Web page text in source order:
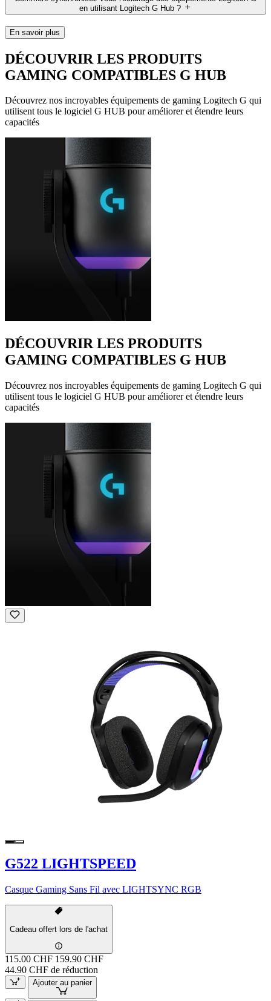
en utilisant Logitech G Hub ?
En savoir plus
DÉCOUVRIR LES PRODUITS
GAMING COMPATIBLES G HUB
Découvrez nos incroyables équipements de gaming Logitech G qui
utilisent tous le logiciel G HUB pour améliorer et étendre leurs
capacités
DÉCOUVRIR LES PRODUITS
GAMING COMPATIBLES G HUB
Découvrez nos incroyables équipements de gaming Logitech G qui
utilisent tous le logiciel G HUB pour améliorer et étendre leurs
capacités
G522 LIGHTSPEED
Casque Gaming Sans Fil avec LIGHTSYNC RGB
Cadeau offert lors de l'achat
115.00 CHF 159.90 CHF
44.90 CHF de réduction
Ajouter au panier